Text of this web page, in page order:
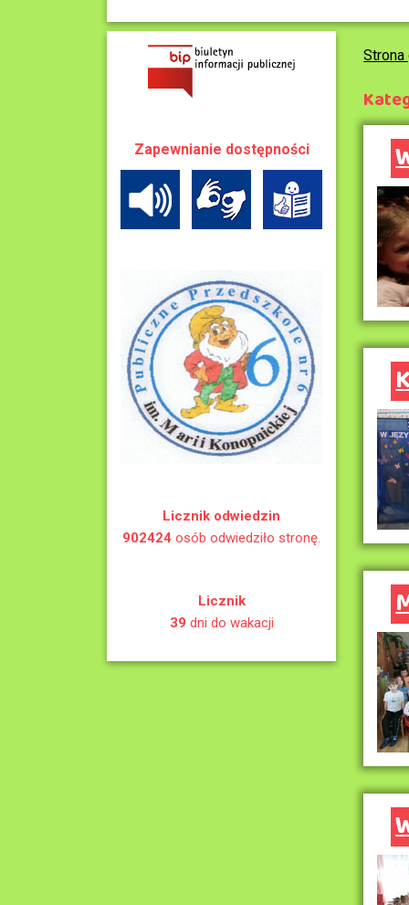
Zapewnianie dostępności
Licznik odwiedzin
902424 osób odwiedziło stronę.
Licznik
39 dni do wakacji
Strona